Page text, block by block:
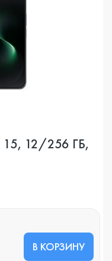
15, 12/256 ГБ,
В КОРЗИНУ